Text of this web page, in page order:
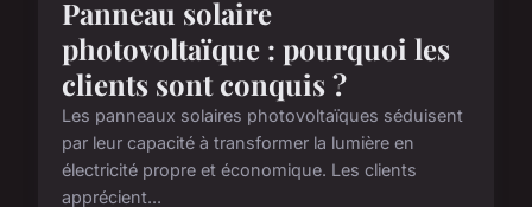
Panneau solaire
photovoltaïque : pourquoi les
clients sont conquis ?
Les panneaux solaires photovoltaïques séduisent
par leur capacité à transformer la lumière en
électricité propre et économique. Les clients
apprécient...